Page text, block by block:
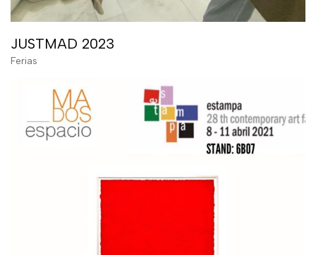
JUSTMAD 2023
Ferias